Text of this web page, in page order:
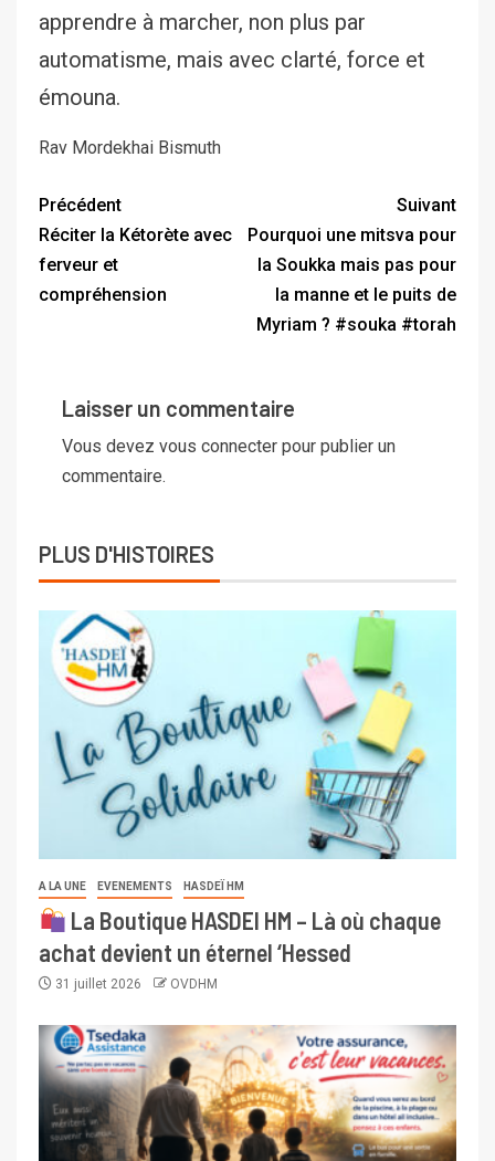
apprendre à marcher, non plus par
automatisme, mais avec clarté, force et
émouna.
Rav Mordekhai Bismuth
Précédent
Réciter la Kétorète avec
ferveur et
compréhension
Suivant
Pourquoi une mitsva pour
la Soukka mais pas pour
la manne et le puits de
Myriam ? #souka #torah
Laisser un commentaire
Vous devez vous connecter pour publier un
commentaire.
PLUS D'HISTOIRES
A LA UNE EVENEMENTS HASDEÏ HM
La Boutique HASDEI HM – Là où chaque
achat devient un éternel ‘Hessed
31 juillet 2026 OVDHM